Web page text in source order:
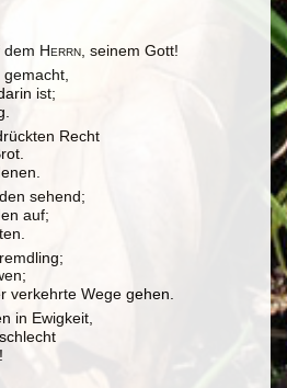
dem Herrn, seinem Gott!
ist;
Recht
sehend;
auf;
verkehrte Wege gehen.
in Ewigkeit,